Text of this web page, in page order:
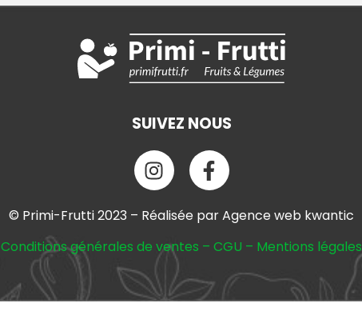
SUIVEZ NOUS
© Primi-Frutti 2023 – Réalisée par Agence web kwantic
Conditions générales de ventes – CGU – Mentions légales